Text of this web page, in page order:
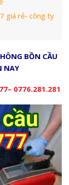
giá rẻ- công ty
BỒN CẦU
NAY
– 0776.281.281